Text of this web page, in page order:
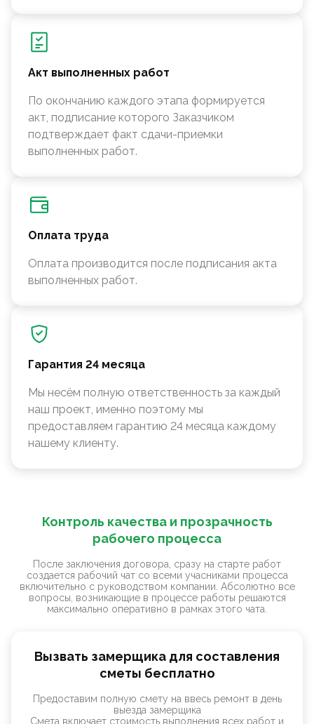
Акт выполненных работ
По окончанию каждого этапа формируется
акт, подписание которого Заказчиком
подтверждает факт сдачи-приемки
выполненных работ.
Оплата труда
Оплата производится после подписания акта
выполненных работ.
Гарантия 24 месяца
Мы несём полную ответственность за каждый
наш проект, именно поэтому мы
предоставляем гарантию 24 месяца каждому
нашему клиенту.
Контроль качества и прозрачность
рабочего процесса
После заключения договора, сразу на старте работ
создается рабочий чат со всеми учасниками процесса
включительно с руководством компании. Абсолютно все
вопросы, возникающие в процессе работы решаются
максимально оперативно в рамках этого чата.
Вызвать замерщика для составления
сметы бесплатно
Предоставим полную смету на ввесь ремонт в день
выезда замерщика
Смета включает стоимость выполнения всех работ и